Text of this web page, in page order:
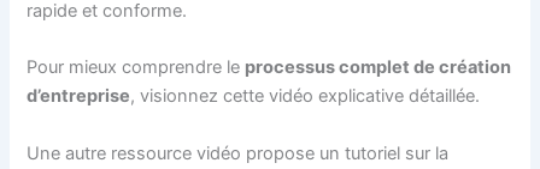
rapide et conforme.
Pour mieux comprendre le processus complet de création
d’entreprise, visionnez cette vidéo explicative détaillée.
Une autre ressource vidéo propose un tutoriel sur la